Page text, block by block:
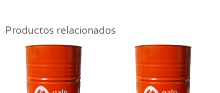
Productos relacionados